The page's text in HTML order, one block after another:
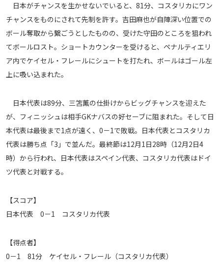
© AbemaTV. Inc. All Rights Reserved.
日本がチャンスを生かせないでいると、81分、コスタリカにワン
チャンスをものにされて先制を許す。吉田麻也が自陣深い位置での
ボール奪取から繋ごうとしたものの、受けた守田のところを狙われ
てボールロスト。ショートカウンターを受けると、ペナルティエリ
ア内でケイセル・フレールにシュートを打たれ、ボールはゴール左
上に吸い込まれた。
日本代表は89分、三笘薫の仕掛けからビッグチャンスを迎えた
が、フィニッシュは相手GKナバスの好セーブに阻まれた。そして日
本代表は最後まで1点が遠く、0－1で敗戦。日本代表とコスタリカ
代表は勝ち点「3」で並んだ。最終節は12月1日28時（12月2日4
時）から行われ、日本代表はスペイン代表、コスタリカ代表はドイ
ツ代表と対戦する。
【スコア】
日本代表 0－1 コスタリカ代表
【得点者】
0－1 81分 ケイセル・フレール（コスタリカ代表）